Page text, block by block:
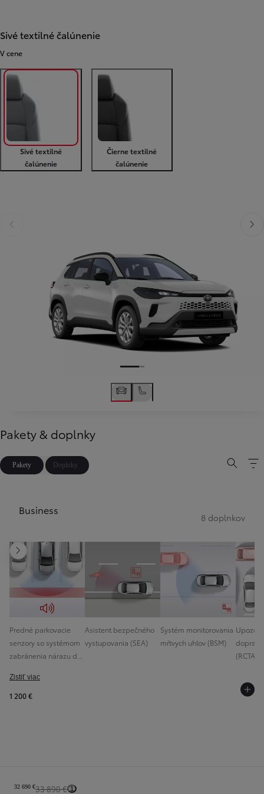
Sivé textilné čalúnenie
V cene
Sivé textilné
čalúnenie
Čierne textilné
čalúnenie
Predchádzajúca stránka
Pakety & doplnky
Pakety Doplnky
Business
8 doplnkov
Ďalšia stránka
Predné parkovacie
senzory so systémom
zabránenia nárazu do
detekciou objektov
Asistent bezpečného
vystupovania (SEA)
Systém monitorovania
mŕtvych uhlov (BSM)
(RCTA)
Zistiť viac
1 200 €
32 690 €33 890 € 1
Sumár konfigurácie